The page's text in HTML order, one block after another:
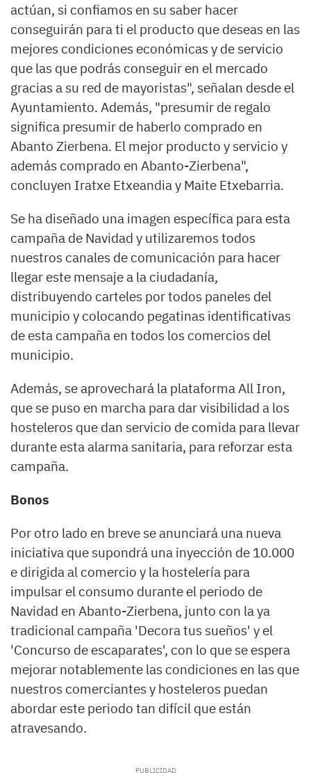
actúan, si confiamos en su saber hacer
conseguirán para ti el producto que deseas en las
mejores condiciones económicas y de servicio
que las que podrás conseguir en el mercado
gracias a su red de mayoristas", señalan desde el
Ayuntamiento. Además, "presumir de regalo
significa presumir de haberlo comprado en
Abanto Zierbena. El mejor producto y servicio y
además comprado en Abanto-Zierbena",
concluyen Iratxe Etxeandia y Maite Etxebarria.
Se ha diseñado una imagen específica para esta
campaña de Navidad y utilizaremos todos
nuestros canales de comunicación para hacer
llegar este mensaje a la ciudadanía,
distribuyendo carteles por todos paneles del
municipio y colocando pegatinas identificativas
de esta campaña en todos los comercios del
municipio.
Además, se aprovechará la plataforma All Iron,
que se puso en marcha para dar visibilidad a los
hosteleros que dan servicio de comida para llevar
durante esta alarma sanitaria, para reforzar esta
campaña.
Bonos
Por otro lado en breve se anunciará una nueva
iniciativa que supondrá una inyección de 10.000
e dirigida al comercio y la hostelería para
impulsar el consumo durante el periodo de
Navidad en Abanto-Zierbena, junto con la ya
tradicional campaña 'Decora tus sueños' y el
'Concurso de escaparates', con lo que se espera
mejorar notablemente las condiciones en las que
nuestros comerciantes y hosteleros puedan
abordar este periodo tan difícil que están
atravesando.